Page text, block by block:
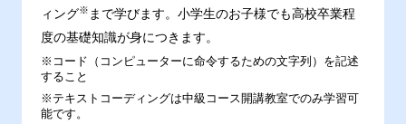
ィング※ まで学びます。小学生のお子様でも高校卒業程
度の基礎知識が身につきます。
※コード（コンピューターに命令するための文字列）を記述
すること
※テキストコーディングは中級コース開講教室でのみ学習可
能です。